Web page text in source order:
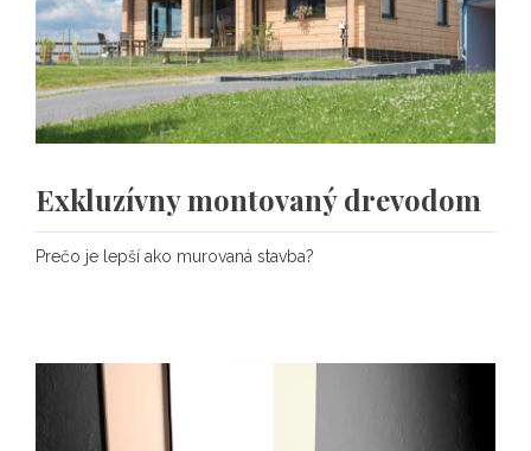
Exkluzívny montovaný drevodom
Prečo je lepší ako murovaná stavba?